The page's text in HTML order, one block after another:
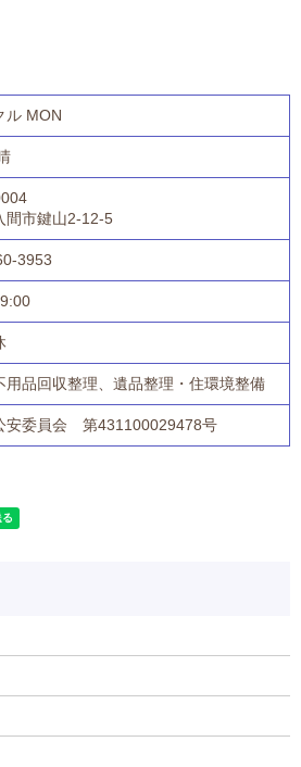
ル MON
間市鍵山2-12-5
3953
用品回収整理、遺品整理・住環境整備
安委員会 第431100029478号